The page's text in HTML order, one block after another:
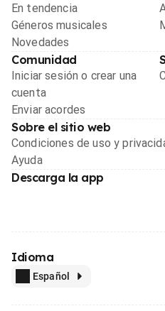
En tendencia
Géneros musicales
Novedades
Comunidad
Iniciar sesión o crear una
cuenta
Enviar acordes
Sobre el sitio web
Condiciones de uso y
Ayuda
Descarga la app
Idioma
Español